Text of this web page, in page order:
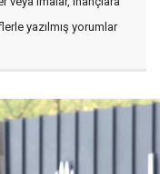
yazılmış yorumlar